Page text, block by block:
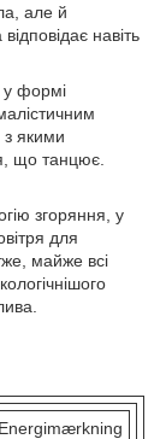
але й
навіть
у формі
якими
що танцює.
згоряння, у
для
майже всі